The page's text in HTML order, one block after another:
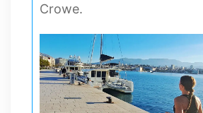
Crowe.